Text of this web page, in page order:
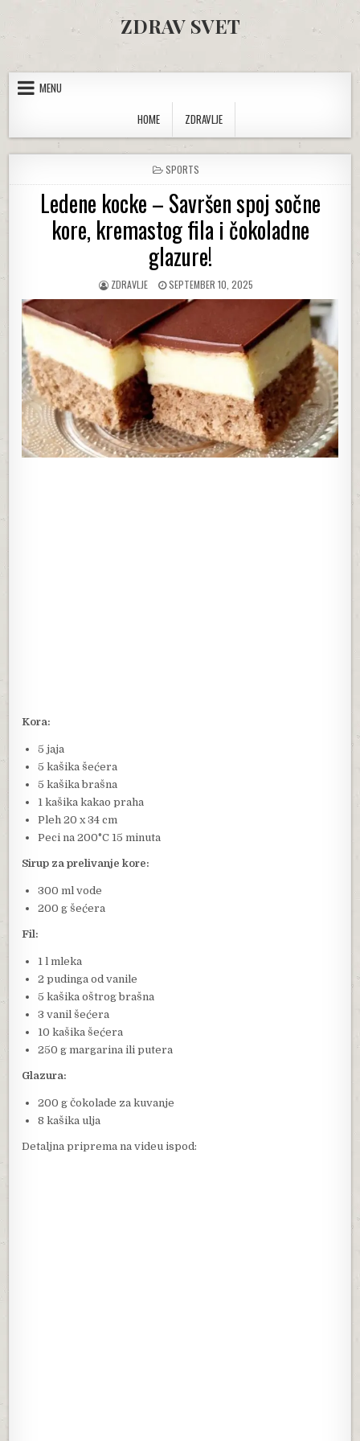
ZDRAV SVET
MENU
HOME
ZDRAVLJE
POSTED IN
SPORTS
Ledene kocke – Savršen spoj sočne
kore, kremastog fila i čokoladne
glazure!
AUTHOR:
ZDRAVLJE PUBLISHED DATE:
SEPTEMBER 10, 2025
Kora:
5 jaja
5 kašika šećera
5 kašika brašna
1 kašika kakao praha
Pleh 20 x 34 cm
Peci na 200°C 15 minuta
Sirup za prelivanje kore:
300 ml vode
200 g šećera
Fil:
1 l mleka
2 pudinga od vanile
5 kašika oštrog brašna
3 vanil šećera
10 kašika šećera
250 g margarina ili putera
Glazura:
200 g čokolade za kuvanje
8 kašika ulja
Detaljna priprema na videu ispod: